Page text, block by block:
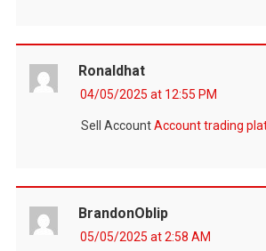
Ronaldhat
04/05/2025 at 12:55 PM
Sell AccountAccount trading
BrandonOblip
05/05/2025 at 2:58 AM